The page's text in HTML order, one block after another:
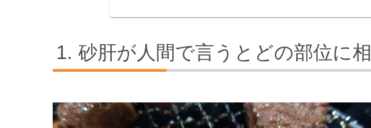
砂肝が人間で言うとどの部位に